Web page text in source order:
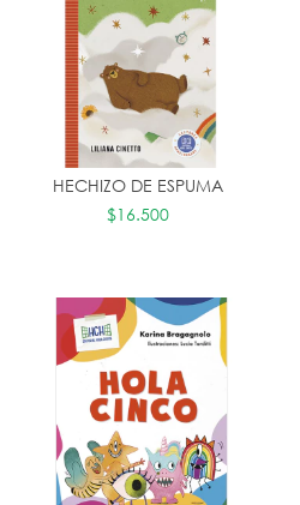
HECHIZO DE ESPUMA
$16.500